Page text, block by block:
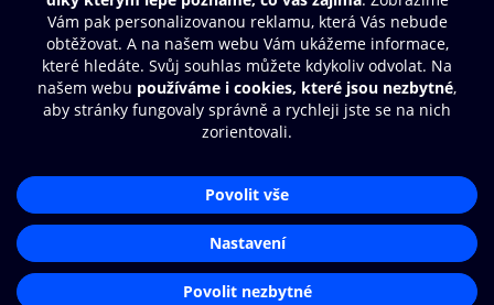
Další zábava
© O2 Czech Republic a.s.
Přístupnost
Zásady zpracování osobních údajů
Nastavení cookies
Aplikace O2 Knihovna
Čti a poslouchej své e-knihy a
audioknihy rychleji a pohodlněji.